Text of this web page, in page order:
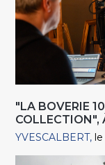
"LA BOVERIE
COLLECTION",
YVESCALBERT